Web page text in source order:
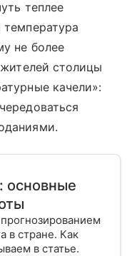
теплее
не более
столицы
качели»:
основные
в стране. Как
в статье.